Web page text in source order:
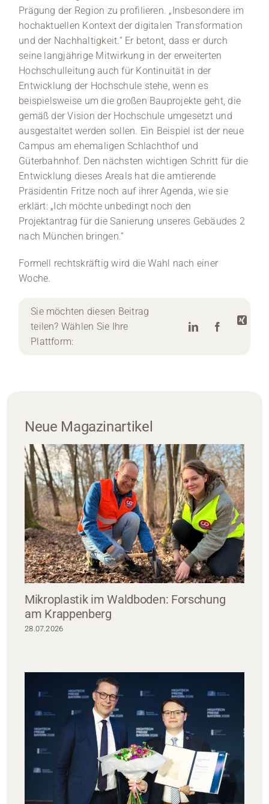
Prägung der Region zu profilieren. „Insbesondere im
hochaktuellen Kontext der digitalen Transformation
und der Nachhaltigkeit.“ Er betont, dass er durch
seine langjährige Mitwirkung in der erweiterten
Hochschulleitung auch für Kontinuität in der
Entwicklung der Hochschule stehe, wenn es
beispielsweise um die großen Bauprojekte geht, die
gemäß der Vision der Hochschule umgesetzt und
ausgestaltet werden sollen. Ein Beispiel ist der neue
Campus am ehemaligen Schlachthof und
Güterbahnhof. Den nächsten wichtigen Schritt für die
Entwicklung dieses Areals hat die amtierende
Präsidentin Fritze noch auf ihrer Agenda, wie sie
erklärt: „Ich möchte unbedingt noch den
Projektantrag für die Sanierung unseres Gebäudes 2
nach München bringen.“
Formell rechtskräftig wird die Wahl nach einer
Woche.
Sie möchten diesen Beitrag
teilen? Wählen Sie Ihre
Plattform:
Neue Magazinartikel
Mikroplastik im Waldboden: Forschung
am Krappenberg
28.07.2026